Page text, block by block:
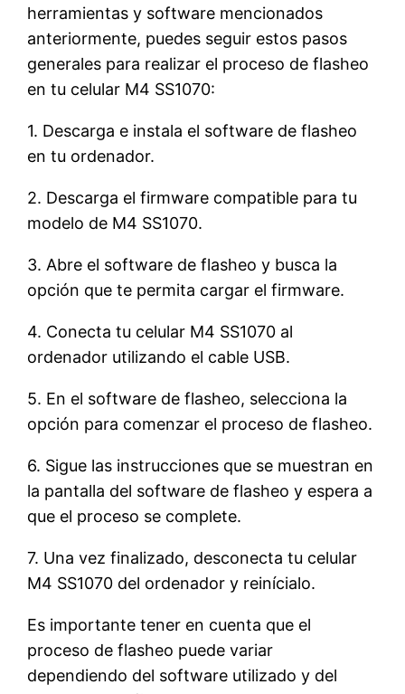
herramientas y software mencionados
anteriormente, puedes seguir estos pasos
generales para realizar el proceso de flasheo
en tu celular M4 SS1070:
1. Descarga e instala el software de flasheo
en tu ordenador.
2. Descarga el firmware compatible para tu
modelo de M4 SS1070.
3. Abre el software de flasheo y busca la
opción que te permita cargar el firmware.
4. Conecta tu celular M4 SS1070 al
ordenador utilizando el cable USB.
5. En el software de flasheo, selecciona la
opción para comenzar el proceso de flasheo.
6. Sigue las instrucciones que se muestran en
la pantalla del software de flasheo y espera a
que el proceso se complete.
7. Una vez finalizado, desconecta tu celular
M4 SS1070 del ordenador y reinícialo.
Es importante tener en cuenta que el
proceso de flasheo puede variar
dependiendo del software utilizado y del